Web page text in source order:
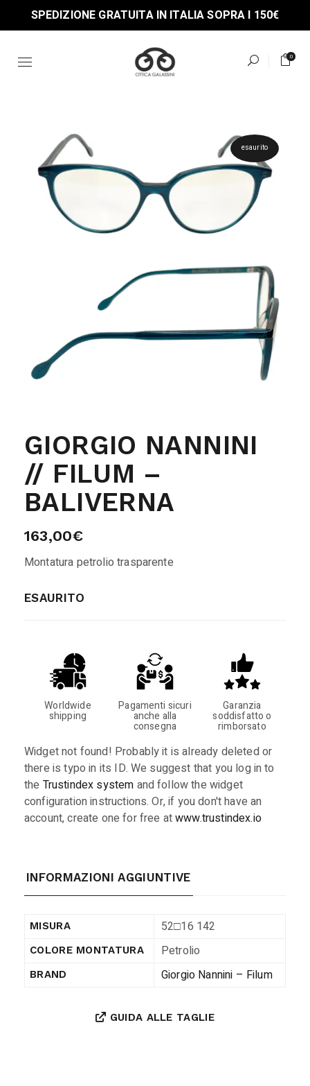
the
SPEDIZIONE GRATUITA IN ITALIA SOPRA I 150€
0
esaurito
GIORGIO NANNINI
// FILUM –
BALIVERNA
163,00€
Montatura petrolio trasparente
ESAURITO
Worldwide
shipping
Pagamenti sicuri
anche alla
consegna
Garanzia
soddisfatto o
rimborsato
Widget not found! Probably it is already deleted or
there is typo in its ID. We suggest that you log in to
the Trustindex system and follow the widget
configuration instructions. Or, if you don't have an
account, create one for free atwww.trustindex.io
INFORMAZIONI AGGIUNTIVE
MISURA 52□16 142
COLORE MONTATURA Petrolio
BRAND Giorgio Nannini – Filum
GUIDA ALLE TAGLIE